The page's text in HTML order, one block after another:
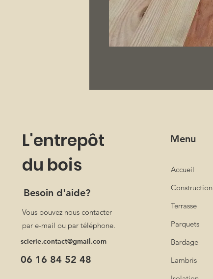
L'entrepôt
du bois
Besoin d'aide?
Vous pouvez nous contacter
par e-mail ou par téléphone.
scierie.contact@gmail.com
06 16 84 52 48
Menu
Accueil
Construction
Terrasse
Parquets
Bardage
Lambris